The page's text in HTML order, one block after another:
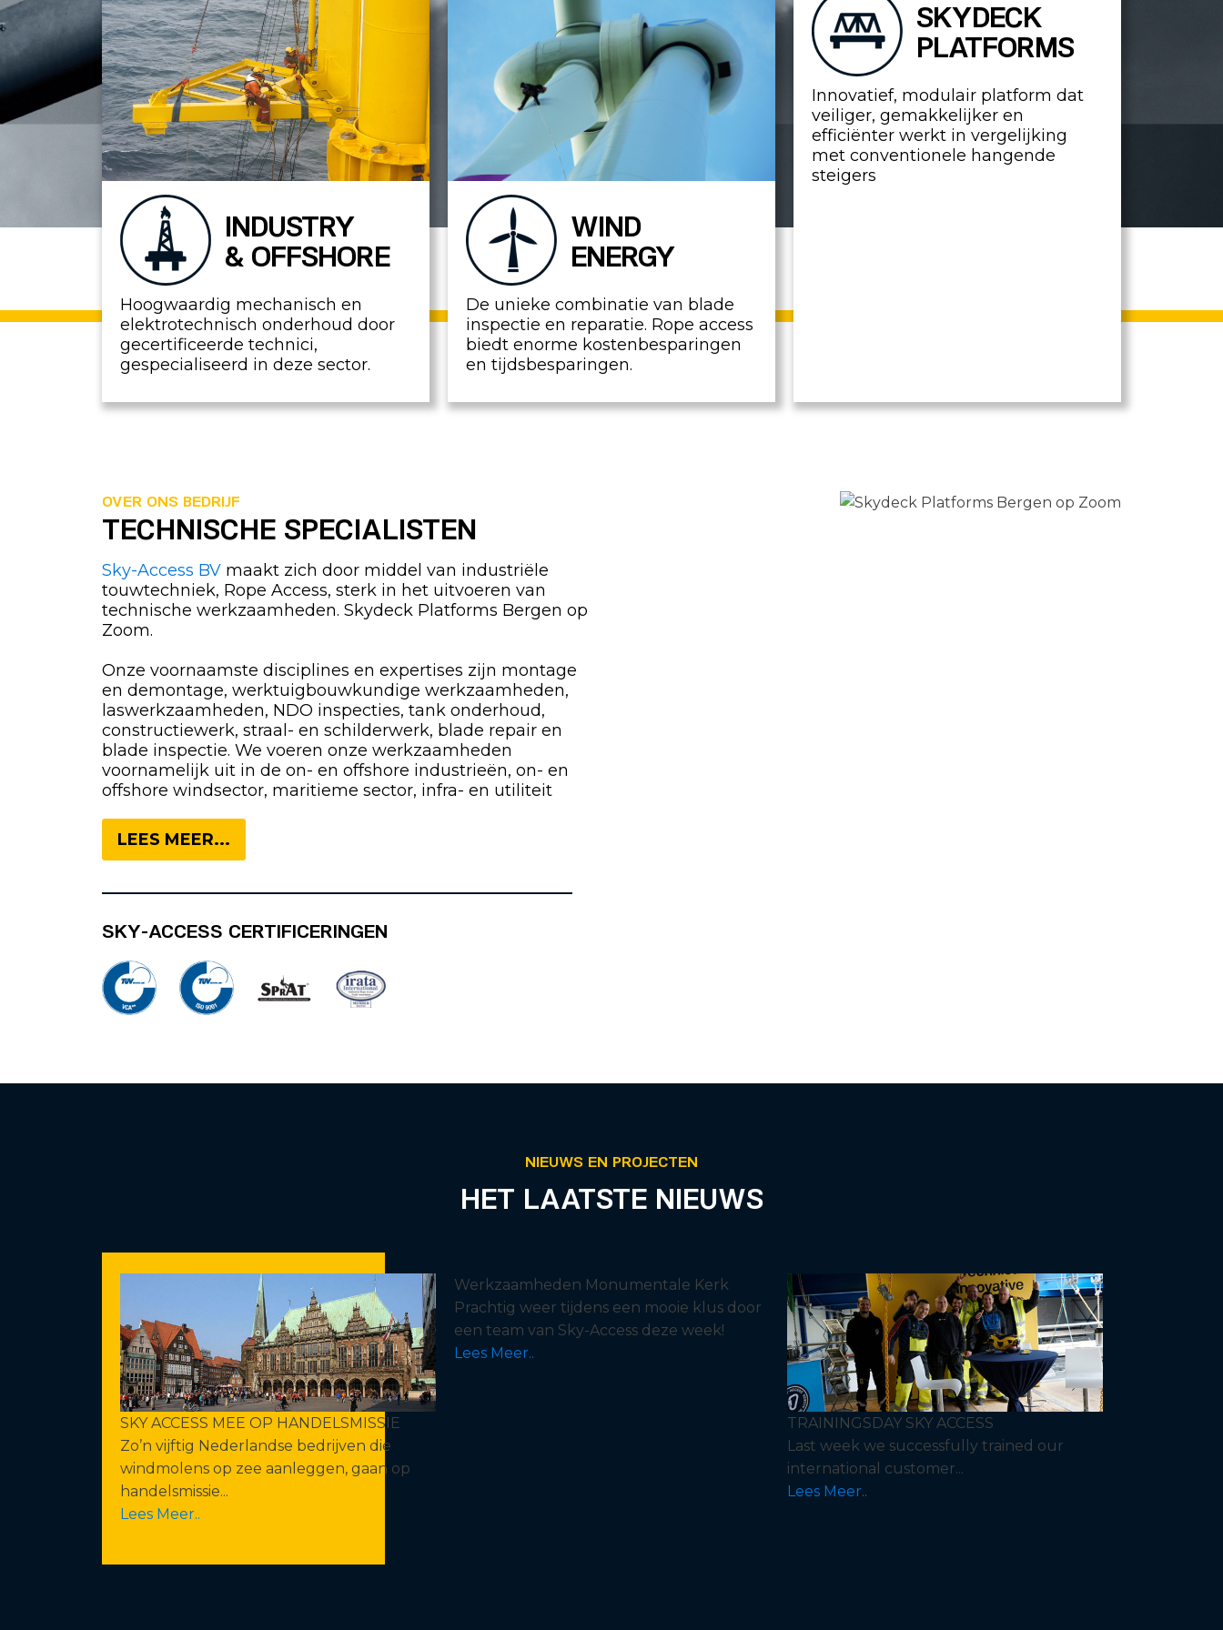
INDUSTRY
& OFFSHORE
Hoogwaardig mechanisch en
elektrotechnisch onderhoud door
gecertificeerde technici,
gespecialiseerd in deze sector.
WIND
ENERGY
De unieke combinatie van blade
inspectie en reparatie. Rope access
biedt enorme kostenbesparingen
en tijdsbesparingen.
SKYDECK
PLATFORMS
Innovatief, modulair platform dat
veiliger, gemakkelijker en
efficiënter werkt in vergelijking
met conventionele hangende
steigers
OVER ONS BEDRIJF
TECHNISCHE SPECIALISTEN
Sky-Access BV maakt zich door middel van industriële
touwtechniek, Rope Access, sterk in het uitvoeren van
technische werkzaamheden. Skydeck Platforms Bergen op
Zoom.
Onze voornaamste disciplines en expertises zijn montage
en demontage, werktuigbouwkundige werkzaamheden,
laswerkzaamheden, NDO inspecties, tank onderhoud,
constructiewerk, straal- en schilderwerk, blade repair en
blade inspectie. We voeren onze werkzaamheden
voornamelijk uit in de on- en offshore industrieën, on- en
offshore windsector, maritieme sector, infra- en utiliteit
LEES MEER...
SKY-ACCESS CERTIFICERINGEN
NIEUWS EN PROJECTEN
HET LAATSTE NIEUWS
SKY ACCESS MEE OP HANDELSMISSIE
Zo’n vijftig Nederlandse bedrijven die
windmolens op zee aanleggen, gaan op
handelsmissie...
Lees Meer..
Werkzaamheden Monumentale Kerk
Prachtig weer tijdens een mooie klus door
een team van Sky-Access deze week!
Lees Meer..
TRAININGSDAY SKY ACCESS
Last week we successfully trained our
international customer...
Lees Meer..